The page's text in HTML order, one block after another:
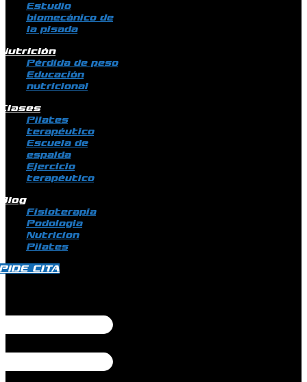
Estudio
biomecánico de
la pisada
Pérdida de peso
Educación
nutricional
Pilates
terapéutico
Escuela de
espalda
Ejercicio
terapéutico
Fisioterapia
Podologia
Nutricion
Pilates
CITA